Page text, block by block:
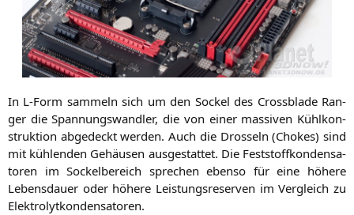
In L‑Form sam­meln sich um den Sockel des Cross­bla­de Ran­
ger die Span­nungs­wand­ler, die von einer mas­si­ven Kühl­kon­
struk­ti­on abge­deckt wer­den. Auch die Dros­seln (Cho­kes) sind
mit küh­len­den Gehäu­sen aus­ge­stat­tet. Die Fest­stoff­kon­den­sa­
to­ren im Sockel­be­reich spre­chen eben­so für eine höhe­re
Lebens­dau­er oder höhe­re Leis­tungs­re­ser­ven im Ver­gleich zu
Elektrolytkondensatoren.